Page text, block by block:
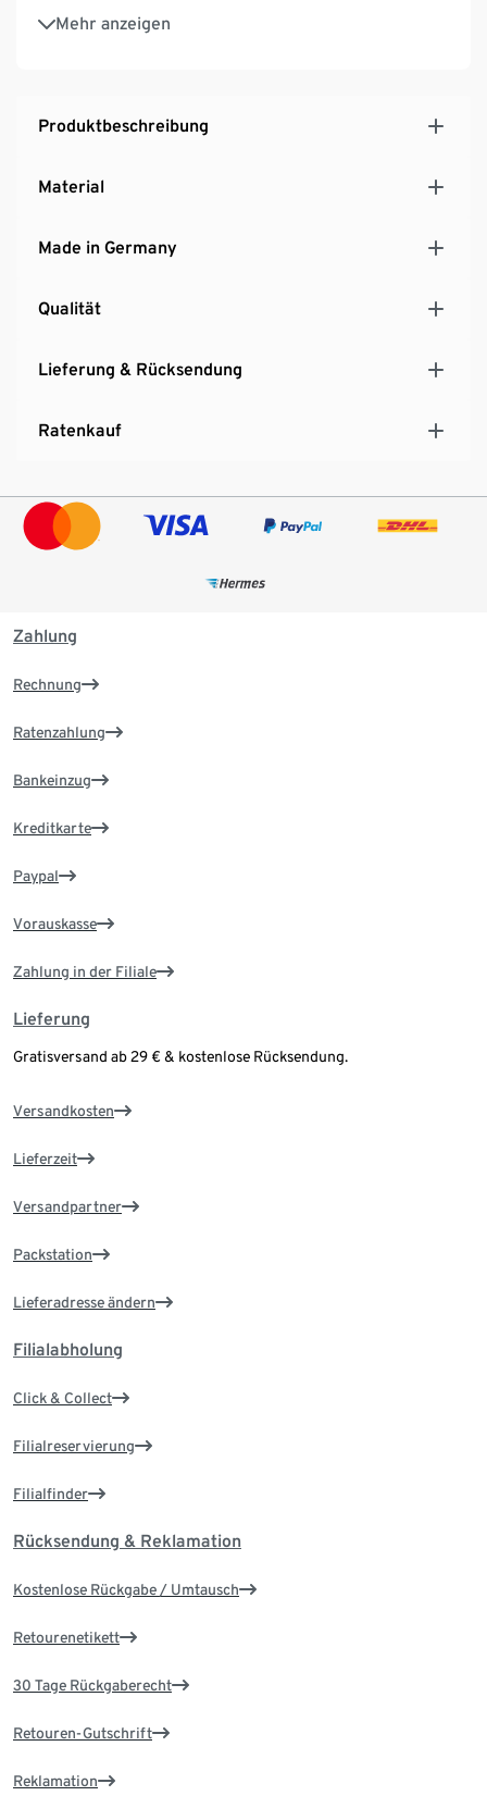
Mehr anzeigen
MADE IN GERMANY
Produktbeschreibung
Material
Made in Germany
Qualität
Lieferung & Rücksendung
Ratenkauf
Zahlung
Rechnung
Ratenzahlung
Bankeinzug
Kreditkarte
Paypal
Vorauskasse
Zahlung in der Filiale
Lieferung
Gratisversand ab 29 € & kostenlose Rücksendung.
Versandkosten
Lieferzeit
Versandpartner
Packstation
Lieferadresse ändern
Filialabholung
Click & Collect
Filialreservierung
Filialfinder
Rücksendung & Reklamation
Kostenlose Rückgabe / Umtausch
Retourenetikett
30 Tage Rückgaberecht
Retouren-Gutschrift
Reklamation